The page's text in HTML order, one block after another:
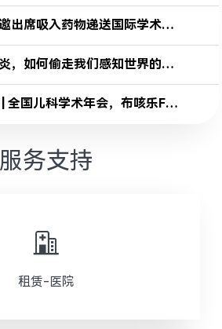
布咳乐应邀出席吸入药物递送国际学术研讨会，发表重磅趋势洞察
慢性鼻窦炎，如何偷走我们感知世界的权利？
新品发布 | 全国儿科学术年会，布咳乐F6的未来雾化新答案
服务支持
租赁-医院